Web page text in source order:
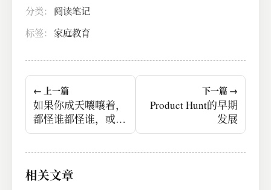
分类：
阅读笔记
标签： 家庭教育
← 上一篇
如果你成天嚷嚷着，
都怪谁都怪谁，或者
指望谁能够挺身而
长。
下一篇 →
Product Hunt的早期
发展
相关文章